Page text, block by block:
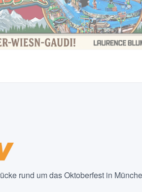
rund um das Oktoberfest in